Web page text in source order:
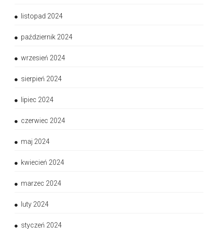
listopad 2024
październik 2024
wrzesień 2024
sierpień 2024
lipiec 2024
czerwiec 2024
maj 2024
kwiecień 2024
marzec 2024
luty 2024
styczeń 2024